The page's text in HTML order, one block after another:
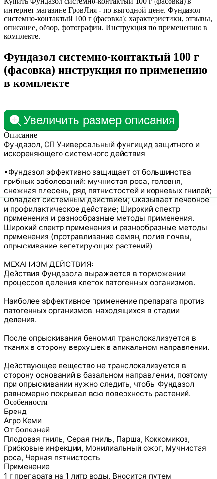
интернет магазине ГровЛия - по выгодной цене. Фундазол
системно-контактый 100 г (фасовка): характеристики, отзывы,
описание, обзор, фотографии. Инструкция по применению в
комплекте.
Фундазол системно-контактый 100 г
(фасовка) инструкция по применению
в комплекте
Увеличить размер описания
Описание
Фундазол, СП Универсальный фунгицид защитного и
искореняющего системного действия
•Фундазол эффективно защищает от большинства
грибных заболеваний: мучнистая роса, головня,
снежная плесень, ряд пятнистостей и корневых гнилей;
Обладает системным действием; Оказывает лечебное
и профилактическое действие; Широкий спектр
применения и разнообразные методы применения.
Широкий спектр применения и разнообразные методы
применения (протравливание семян, полив почвы,
опрыскивание вегетирующих растений).
МЕХАНИЗМ ДЕЙСТВИЯ:
Действия Фундазола выражается в торможении
процессов деления клеток патогенных организмов.
Наиболее эффективное применение препарата против
патогенных организмов, находящихся в стадии
деления.
После опрыскивания беномил транслокализуется в
тканях в сторону верхушек в апикальном направлении.
Действующее вещество не транслокализуется в
сторону оснований в базальном направлении, поэтому
при опрыскивании нужно следить, чтобы Фундазол
равномерно покрывал всю поверхность растений.
Особенности
Бренд
Агро Кеми
От болезней
Плодовая гниль, Серая гниль, Парша, Коккомикоз,
Грибковые инфекции, Монилиальный ожог, Мучнистая
роса, Черная пятнистость
Применение
1 г препарата на 1 литр воды. Вносится путем